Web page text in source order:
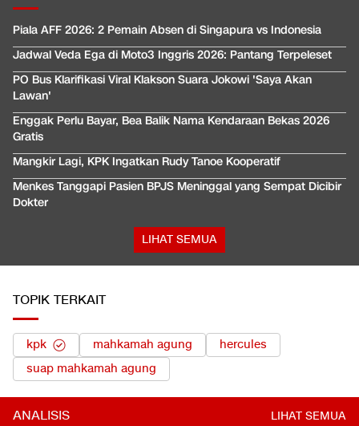
Piala AFF 2026: 2 Pemain Absen di Singapura vs Indonesia
Jadwal Veda Ega di Moto3 Inggris 2026: Pantang Terpeleset
PO Bus Klarifikasi Viral Klakson Suara Jokowi 'Saya Akan
Lawan'
Enggak Perlu Bayar, Bea Balik Nama Kendaraan Bekas 2026
Gratis
Mangkir Lagi, KPK Ingatkan Rudy Tanoe Kooperatif
Menkes Tanggapi Pasien BPJS Meninggal yang Sempat Dicibir
Dokter
LIHAT SEMUA
TOPIK TERKAIT
kpk mahkamah agung
hercules
suap mahkamah agung
ANALISIS LIHAT SEMUA